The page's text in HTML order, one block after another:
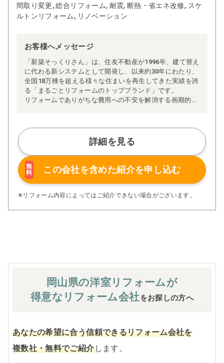
間取り変更, 総合リフォーム, 耐震, 断熱・省エネ改修, スケ
ルトンリフォーム, リノベーション
お客様へメッセージ
「新築そっくりさん」は、住友不動産が1996年、建て替え
に代わる新システムとして開発し、以来約30年にわたり、
全国18万棟を超える様々な住まいを再生してきた実績を誇
る「まるごとリフォームのトップブランド」です。
リフォームでありがちな費用への不安を解消する画期的な
ム」、経験豊かなセールスエンジニアによる「一貫担当
制」などが高い信頼を得ています。
また、大規模リフォームに習熟した施工管理者が現場を統
括する「専属棟梁制」、豊富な実績に裏付けられた充実の
施工マニュアルや検査体制により高い施工品質を実現。
さらに、住友不動産のリフォームならではの充実の保証、
アフターサービス体制で工事後も安心です。
ぜひ、あなたの大切なお住まいの再生を私たちにお任せく
詳細を見る
無
料
この会社を含めた紹介を申し込む
※リフォーム内容によってはご紹介できない場合がございます。
岡山県の洋室 リフォームが
得意なリフォーム会社をお探しの方へ
あなたの希望に合う信頼できるリフォーム会社を
複数社・無料でご紹介します。